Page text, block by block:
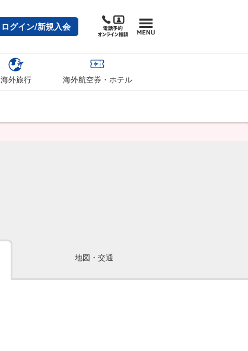
ログイン/新規入会
海外旅行 海外航空券・ホテル
地図・交通